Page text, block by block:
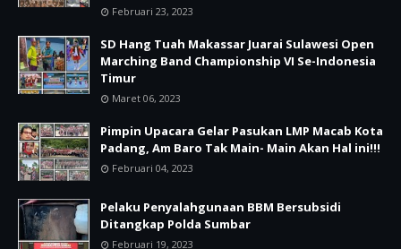
Februari 23, 2023
SD Hang Tuah Makassar Juarai Sulawesi Open
Marching Band Championship VI Se-Indonesia
Timur
Maret 06, 2023
Pimpin Upacara Gelar Pasukan LMP Macab Kota
Padang, Am Baro Tak Main- Main Akan Hal ini!!!
Februari 04, 2023
Pelaku Penyalahgunaan BBM Bersubsidi
Ditangkap Polda Sumbar
Februari 19, 2023